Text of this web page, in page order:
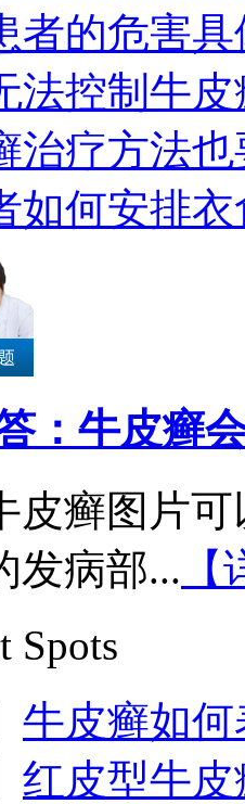
者的危害
法控制牛
治疗方法也
如何安排
：牛皮癣
皮癣图片
发病部...
Spots
牛皮癣如
红皮型牛